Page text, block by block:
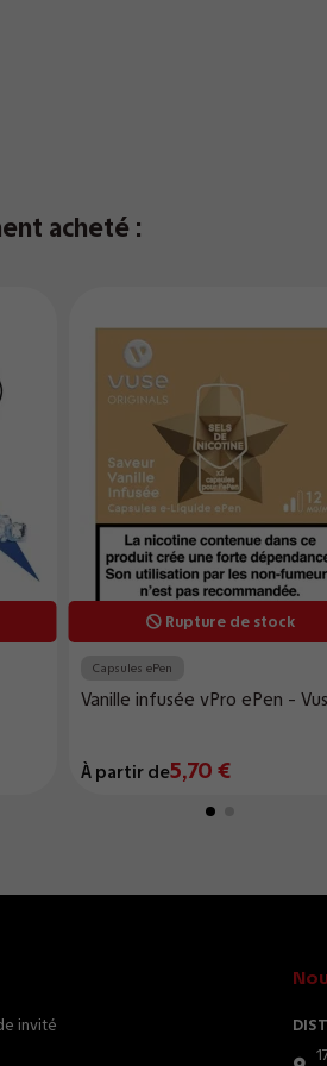
acheté :
Rupture de stock
Capsules ePen
Vanille infusée vPro ePen -
À partir de5,70 €
invité